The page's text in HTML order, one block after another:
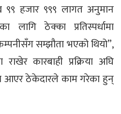
हजार ९९९ लागत अनुमान
लागि ठेक्का प्रतिस्पर्धामा
सम्झौता भएको थियो”,
कारबाही प्रक्रिया अघि
आएर ठेकेदारले काम गरेका हुन्